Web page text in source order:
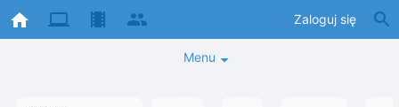
Zaloguj się
Menu